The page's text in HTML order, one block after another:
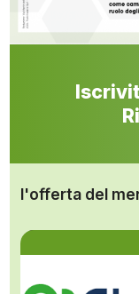
l'offerta del